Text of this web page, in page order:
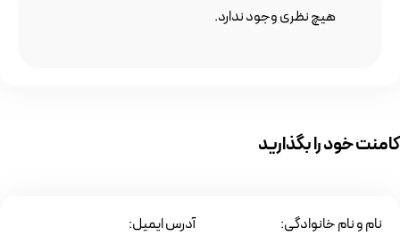
هیچ نظری وجود ندارد.
کامنت خود را بگذارید
نام و نام خانوادگی: آدرس ایمیل: